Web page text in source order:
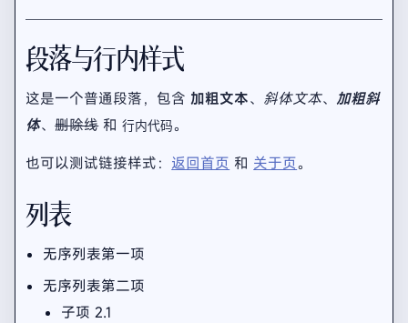
段落与行内样式
这是一个普通段落，包含 加粗文本、 斜体文本、 加粗斜
体、删除线和行内代码。
也可以测试链接样式： 返回首页 和 关于页。
列表
无序列表第一项
无序列表第二项
子项 2.1